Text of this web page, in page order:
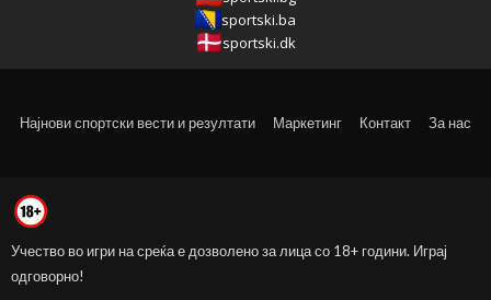
sportski.ba
sportski.dk
Најнови спортски вести и резултати Маркетинг Контакт За нас
Учество во игри на среќа е дозволено за лица со 18+ години. Играј
одговорно!